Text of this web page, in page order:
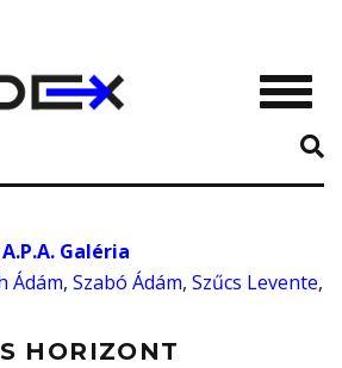
Galéria
Ádám, Szabó Ádám, Szűcs Levente,
HORIZONT